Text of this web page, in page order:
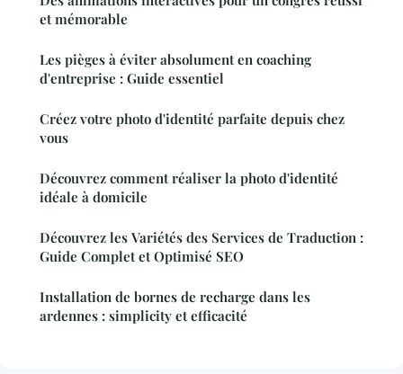
et mémorable
Les pièges à éviter absolument en coaching
d'entreprise : Guide essentiel
Créez votre photo d'identité parfaite depuis chez
vous
Découvrez comment réaliser la photo d'identité
idéale à domicile
Découvrez les Variétés des Services de Traduction :
Guide Complet et Optimisé SEO
Installation de bornes de recharge dans les
ardennes : simplicity et efficacité